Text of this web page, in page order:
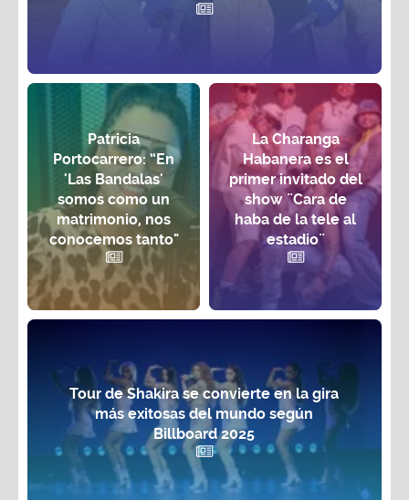
Patricia
Portocarrero: “En
'Las Bandalas'
somos como un
matrimonio, nos
conocemos tanto"
La Charanga
Habanera es el
primer invitado del
show ¨Cara de
haba de la tele al
estadio¨
Tour de Shakira se convierte en la gira
más exitosas del mundo según
Billboard 2025